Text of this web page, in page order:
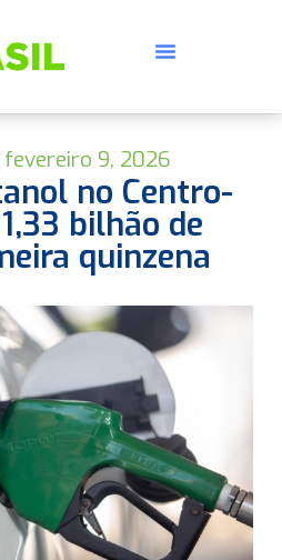
fevereiro 9, 2026
no Centro-
bilhão de
quinzena